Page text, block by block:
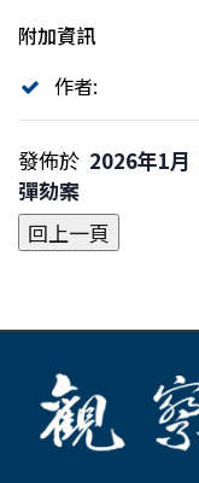
附加資訊
作者:
發佈於 2026年1月
彈劾案